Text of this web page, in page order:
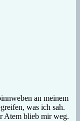
an meinem
was ich sah.
Atem blieb mir weg.